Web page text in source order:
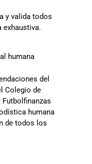
y valida todos
exhaustiva.
humana
del
Colegio de
humana
de todos los